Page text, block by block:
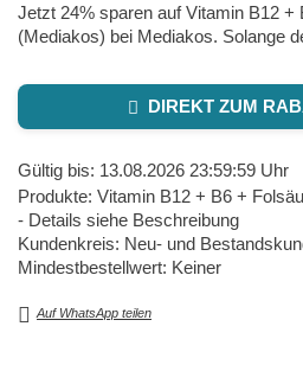
Jetzt 24% sparen auf Vitamin B12 +
(Mediakos) bei Mediakos. Solange
DIREKT ZUM
Gültig bis: 13.08.2026 23:59:59 Uhr
Produkte: Vitamin B12 + B6 +
- Details siehe Beschreibung
Kundenkreis: Neu- und
Mindestbestellwert: Keiner
Auf WhatsApp teilen